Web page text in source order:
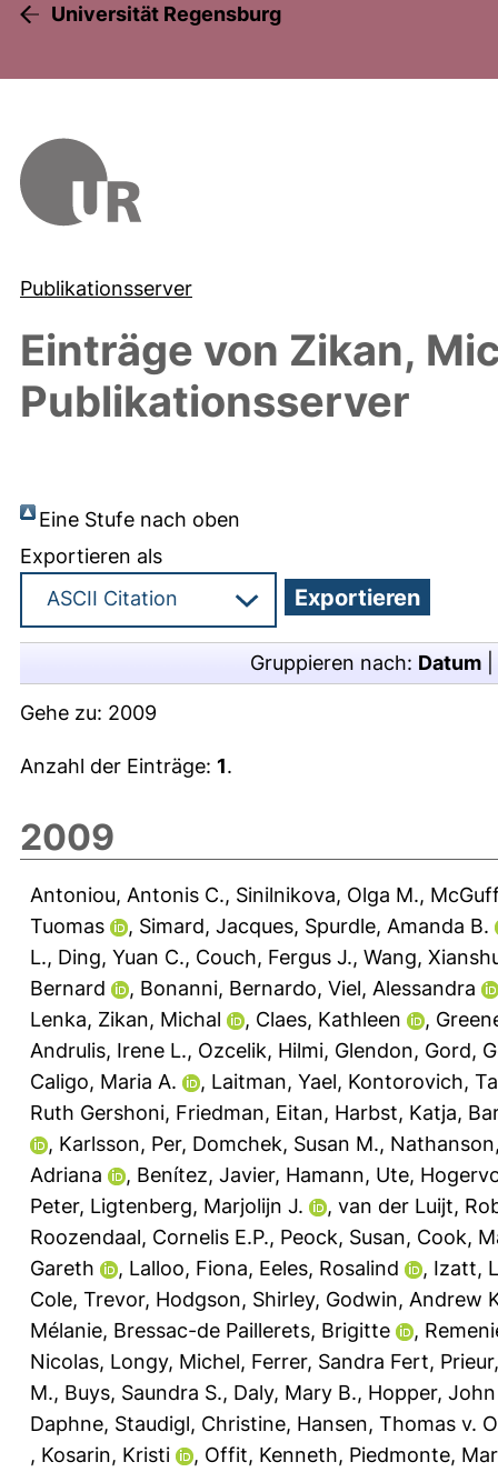
Universität Regensburg
Publikationsserver
Einträge von Zikan,
Publikationsserver
Eine Stufe nach oben
Exportieren als
Gruppieren nach: Datum
Gehe zu: 2009
Anzahl der Einträge: 1.
2009
Antoniou, Antonis C., Sinilnikova, Olga M.,
Tuomas
, Simard, Jacques, Spurdle, Amanda B.
L., Ding, Yuan C., Couch, Fergus J., Wang,
Bernard
, Bonanni, Bernardo, Viel, Alessandra
Lenka, Zikan, Michal , Claes, Kathleen ,
Andrulis, Irene L., Ozcelik, Hilmi, Glendon, Gord,
Caligo, Maria A.
, Laitman, Yael, Kontorovich,
Ruth Gershoni, Friedman, Eitan, Harbst, Katja,
, Karlsson, Per, Domchek, Susan M.,
Adriana
, Benítez, Javier, Hamann, Ute,
Peter, Ligtenberg, Marjolijn J. , van der Luijt,
Roozendaal, Cornelis E.P., Peock, Susan, Cook,
Gareth
, Lalloo, Fiona, Eeles, Rosalind , Izatt,
Cole, Trevor, Hodgson, Shirley, Godwin, Andrew
Mélanie, Bressac-de Paillerets, Brigitte ,
Nicolas, Longy, Michel, Ferrer, Sandra Fert,
M., Buys, Saundra S., Daly, Mary B., Hopper,
Daphne, Staudigl, Christine, Hansen, Thomas v.
, Kosarin, Kristi , Offit, Kenneth, Piedmonte,